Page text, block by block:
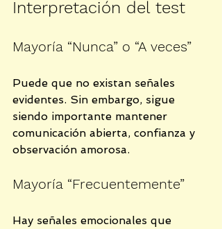
Interpretación del test
Mayoría “Nunca” o “A veces”
Puede que no existan señales
evidentes. Sin embargo, sigue
siendo importante mantener
comunicación abierta, confianza y
observación amorosa.
Mayoría “Frecuentemente”
Hay señales emocionales que